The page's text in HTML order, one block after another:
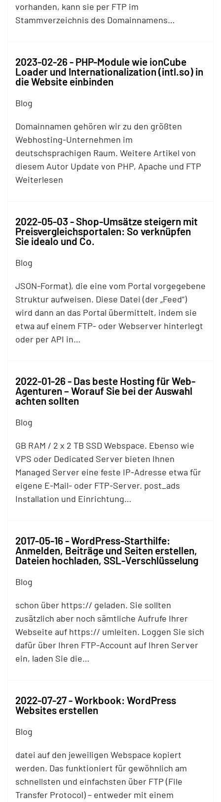
vorhanden, kann sie per FTP im
Stammverzeichnis des Domainnamens…
2023-02-26 - PHP-Module wie ionCube
Loader und Internationalization (intl.so) in
die Website einbinden
Blog
Domainnamen gehören wir zu den größten
Webhosting-Unternehmen im
deutschsprachigen Raum. Weitere Artikel von
diesem Autor Update von PHP, Apache und FTP
Weiterlesen
2022-05-03 - Shop-Umsätze steigern mit
Preisvergleichsportalen: So verknüpfen
Sie idealo und Co.
Blog
JSON-Format), die eine vom Portal vorgegebene
Struktur aufweisen. Diese Datei (der „Feed“)
wird dann an das Portal übermittelt, indem sie
etwa auf einem FTP- oder Webserver hinterlegt
oder per API in…
2022-01-26 - Das beste Hosting für Web-
Agenturen – Worauf Sie bei der Auswahl
achten sollten
Blog
GB RAM / 2 x 2 TB SSD Webspace. Ebenso wie
VPS oder Dedicated Server bieten Ihnen
Managed Server eine feste IP-Adresse etwa für
eigene E-Mail- oder FTP-Server. post_ads
Installation und Einrichtung…
2017-05-16 - WordPress-Starthilfe:
Anmelden, Beiträge und Seiten erstellen,
Dateien hochladen, SSL-Verschlüsselung
Blog
schon über https:// geladen. Sie sollten
zusätzlich aber noch sämtliche Aufrufe Ihrer
Webseite auf https:// umleiten. Loggen Sie sich
dafür über Ihren FTP-Account auf Ihren Server
ein, laden Sie die…
2022-07-27 - Workbook: WordPress
Websites erstellen
Blog
datei auf den jeweiligen Webspace kopiert
werden. Das funktioniert für gewöhnlich am
schnellsten und einfachsten über FTP (File
Transfer Protocol) – entweder mit einem